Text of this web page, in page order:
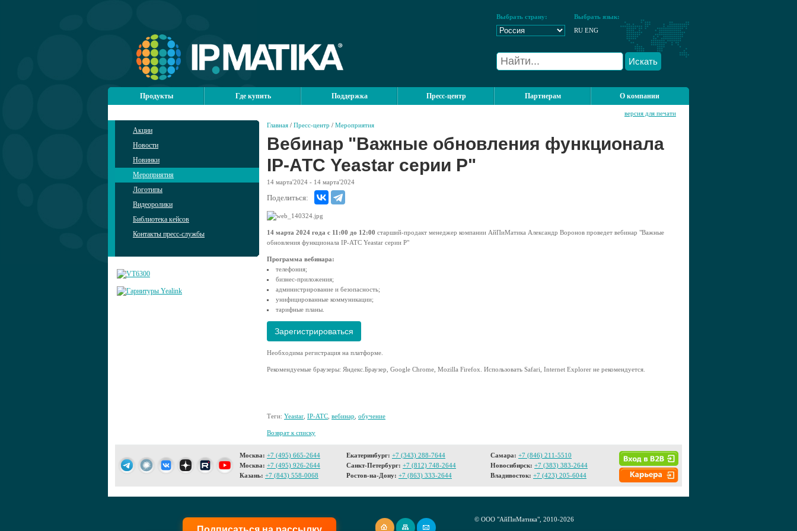
Выбрать страну:
Выбрать язык:
RU ENG
Искать
Продукты Где купить Поддержка Пресс-центр Партнерам О компании
Акции
Новости
Новинки
Мероприятия
Логотипы
Видеоролики
Библиотека кейсов
Контакты пресс-службы
Главная / Пресс-центр / Мероприятия
версия для печати
Вебинар "Важные обновления функционала
IP-АТС Yeastar серии P"
14 марта'2024 - 14 марта'2024
Поделиться:
14 марта 2024 года с 11:00 до 12:00 старший-продакт менеджер компании АйПиМатика Александр Воронов проведет вебинар "Важные
обновления функционала IP-АТС Yeastar серии P"
Программа вебинара:
телефония;
бизнес-приложения;
администрирование и безопасность;
унифицированные коммуникации;
тарифные планы.
Зарегистрироваться
Необходима регистрация на платформе.
Рекомендуемые браузеры: Яндекс.Браузер, Google Chrome, Mozilla Firefox. Использовать Safari, Internet Explorer не рекомендуется.
Теги: Yeastar IP-АТС вебинар обучение
Возврат к списку
Москва: +7 (495) 665-2644
Москва: +7 (495) 926-2644
Казань: +7 (843) 558-0068
Екатеринбург: +7 (343) 288-7644
Санкт-Петербург: +7 (812) 748-2644
Ростов-на-Дону: +7 (863) 333-2644
Самара: +7 (846) 211-5510
Новосибирск: +7 (383) 383-2644
Владивосток: +7 (423) 205-6044
© ООО "АйПиМатика", 2010-2026